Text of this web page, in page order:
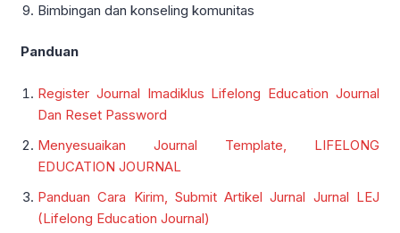
Bimbingan dan konseling komunitas
Panduan
Register Journal Imadiklus Lifelong Education Journal
Dan Reset Password
Menyesuaikan Journal Template, LIFELONG
EDUCATION JOURNAL
Panduan Cara Kirim, Submit Artikel Jurnal Jurnal LEJ
(Lifelong Education Journal)